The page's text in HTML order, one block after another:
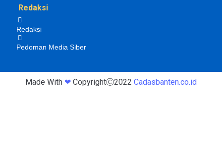
Redaksi
Redaksi
Pedoman Media Siber
Made With ❤ CopyrightⒸ2022 Cadasbanten.co.id